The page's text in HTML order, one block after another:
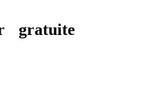
gratuite